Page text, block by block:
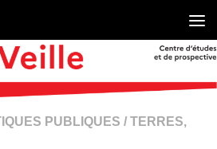
PUBLIQUES / TERRES,